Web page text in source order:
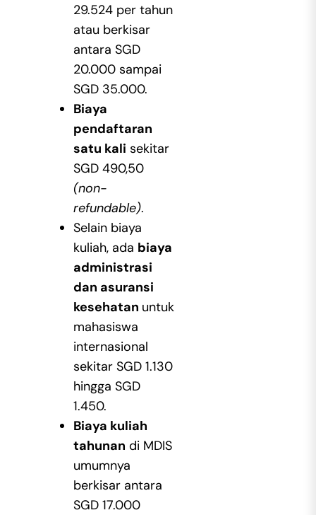
29.524 per tahun
atau berkisar
antara SGD
20.000 sampai
SGD 35.000.
Biaya
pendaftaran
satu kali sekitar
SGD 490,50
(non-
refundable).
Selain biaya
kuliah, ada biaya
administrasi
dan asuransi
kesehatan untuk
mahasiswa
internasional
sekitar SGD 1.130
hingga SGD
1.450.
Biaya kuliah
tahunan di MDIS
umumnya
berkisar antara
SGD 17.000